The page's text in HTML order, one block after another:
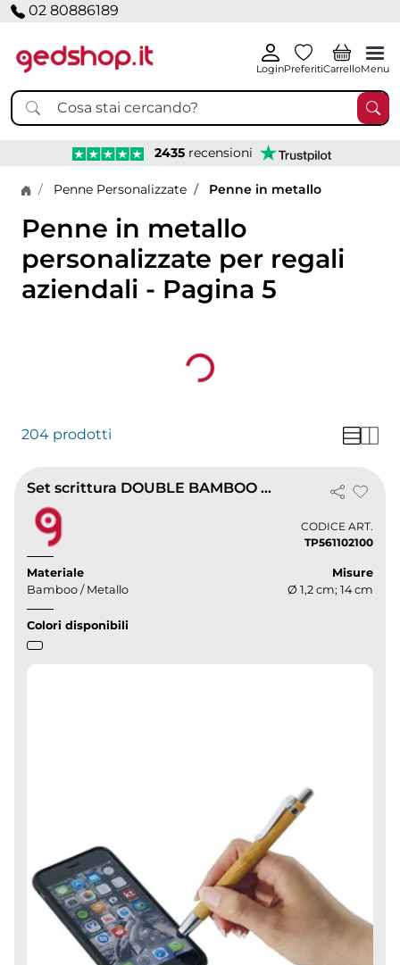
02 80886189
LoginPreferitiCarrelloMenu
2435 recensioni
Home page
Penne Personalizzate Penne in metallo
Penne in metallo
personalizzate per regali
aziendali - Pagina 5
Loading...
204 prodotti
Set scrittura DOUBLE BAMBOO penna touch e portamina in bambù
CODICE ART.
TP561102100
Materiale
Bamboo / Metallo
Misure
Ø 1,2 cm; 14 cm
Colori disponibili